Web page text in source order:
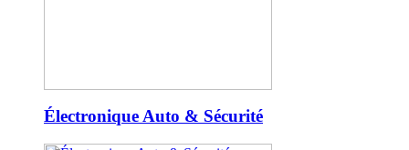
Électronique Auto & Sécurité